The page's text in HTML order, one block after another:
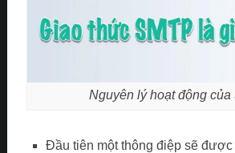
Nguyên lý hoạt động của
Đầu tiên một thông điệp sẽ